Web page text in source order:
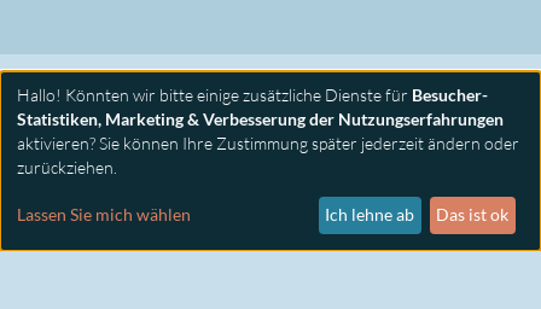
KONTAKT
Hallo! Könnten wir bitte einige zusätzliche Dienste für Besucher-
Statistiken, Marketing & Verbesserung der Nutzungserfahrungen
aktivieren? Sie können Ihre Zustimmung später jederzeit ändern oder
zurückziehen.
Lassen Sie mich wählen Ich lehne ab Das ist ok